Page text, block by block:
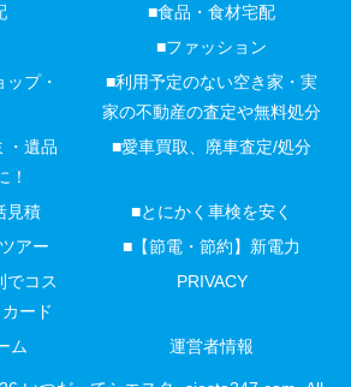
■食品・食材宅配
■ファッション
プ・
■利用予定のない空き家・実
家の不動産の査定や無料処分
・遺品
！
■愛車買取、廃車査定/処分
見積
■とにかく車検を安く
アー
■【節電・節約】新電力
でコス
ード
PRIVACY
ム 運営者情報